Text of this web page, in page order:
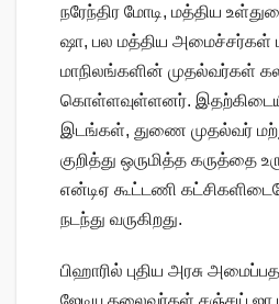
நரேந்திர மோடி, மத்திய
ஷா, பல மத்திய அமைச்சர்கள்
மாநிலங்களின் முதல்வர்கள்
கொள்ளவுள்ளனர்.
இடங்கள், துணை முதல்வர்
குறித்து ஒருமித்த கருத்தை
என்டிஏ கூட்டணி
நடந்து வருகிறது.
பிஹாரில் புதிய அரசு
ஜேடியு தலைவர்கள் சஞ்சய் ஜா